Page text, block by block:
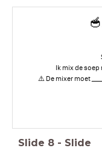
Ik mix de soep
⚠️ De mixer moet
Slide 8 - Slide